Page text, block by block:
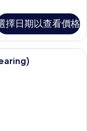
擇日期以查看價格
房內保險箱、書桌、筆